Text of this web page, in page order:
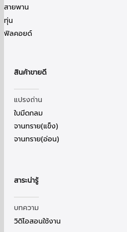
สายพาน
ทุ่น
ฟิลคอยด์
สินค้าขายดี
แปรงถ่าน
ใบมีดกลม
จานทราย(แข็ง)
จานทราย(อ่อน)
สาระน่ารู้
บทความ
วิดิโอสอนใช้งาน